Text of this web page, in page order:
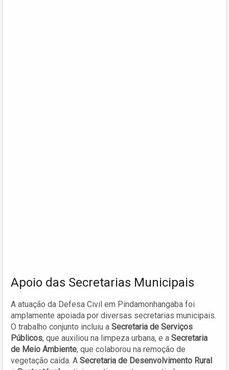
Apoio das Secretarias Municipais
A atuação da Defesa Civil em Pindamonhangaba foi
amplamente apoiada por diversas secretarias municipais.
O trabalho conjunto incluiu a Secretaria de Serviços
Públicos, que auxiliou na limpeza urbana, e a Secretaria
de Meio Ambiente, que colaborou na remoção de
vegetação caída. A Secretaria de Desenvolvimento Rural